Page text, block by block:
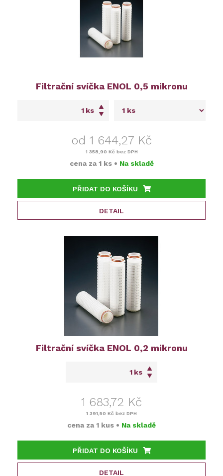
Filtrační svíčka ENOL 0,5 mikronu
ks
od 1 644,27 Kč
1 358,90 Kč bez DPH
cena za 1 ks • Na skladě
PŘIDAT DO KOŠÍKU
DETAIL
Filtrační svíčka ENOL 0,2 mikronu
ks
1 683,72 Kč
1 391,50 Kč bez DPH
cena za 1 kus • Na skladě
PŘIDAT DO KOŠÍKU
DETAIL